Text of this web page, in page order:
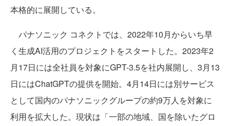
本格的に展開している。
パナソニック コネクトでは、2022年10月からいち早
く生成AI活用のプロジェクトをスタートした。2023年2
月17日には全社員を対象にGPT-3.5を社内展開し、3月13
日にはChatGPTの提供を開始。4月14日には別サービス
として国内のパナソニックグループの約9万人を対象に
利用を拡大した。現状は「一部の地域、国を除いたグロ